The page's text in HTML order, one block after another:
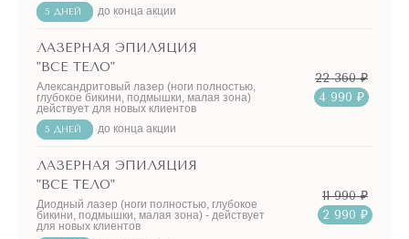
5 ДНЕЙ до конца акции
ЛАЗЕРНАЯ ЭПИЛЯЦИЯ
"ВСЕ ТЕЛО"
Александритовый лазер (ноги полностью,
глубокое бикини, подмышки, малая зона)
действует для новых клиентов
5 ДНЕЙ до конца акции
22 360 ₽
4 990 ₽
ЛАЗЕРНАЯ ЭПИЛЯЦИЯ
"ВСЕ ТЕЛО"
Диодный лазер (ноги полностью, глубокое
бикини, подмышки, малая зона) - действует
для новых клиентов
11 990 ₽
2 990 ₽